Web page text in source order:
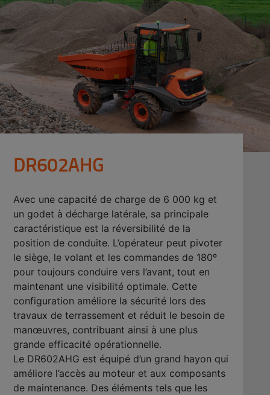
DR602AHG
Avec une capacité de charge de 6 000 kg et
un godet à décharge latérale, sa principale
caractéristique est la réversibilité de la
position de conduite. L’opérateur peut pivoter
le siège, le volant et les commandes de 180º
pour toujours conduire vers l’avant, tout en
maintenant une visibilité optimale. Cette
configuration améliore la sécurité lors des
travaux de terrassement et réduit le besoin de
manœuvres, contribuant ainsi à une plus
grande efficacité opérationnelle.
Le DR602AHG est équipé d’un grand hayon qui
améliore l’accès au moteur et aux composants
de maintenance. Des éléments tels que les